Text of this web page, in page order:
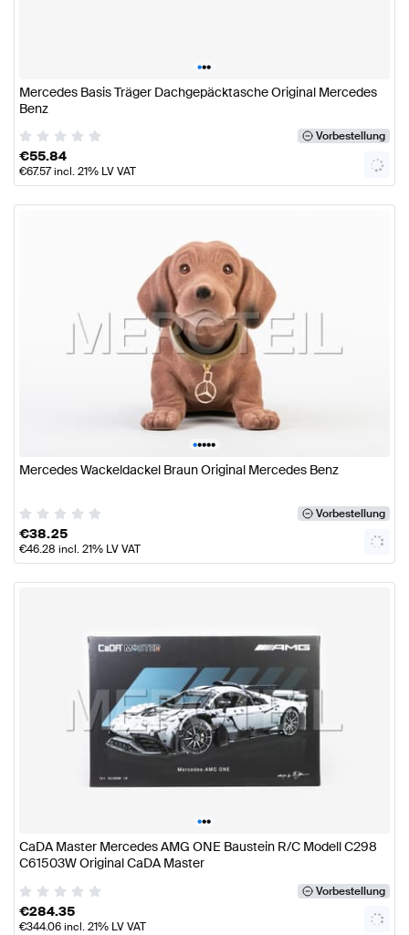
•••
Mercedes Basis Träger Dachgepäcktasche Original Mercedes
Benz
Vorbestellung
€55.84
€67.57incl. 21% LV VAT
•••••
Mercedes Wackeldackel Braun Original Mercedes Benz
Vorbestellung
€38.25
€46.28 incl. 21% LV VAT
•••
CaDA Master Mercedes AMG ONE Baustein R/C Modell C298
C61503W Original CaDA Master
Vorbestellung
€284.35
€344.06incl. 21% LV VAT